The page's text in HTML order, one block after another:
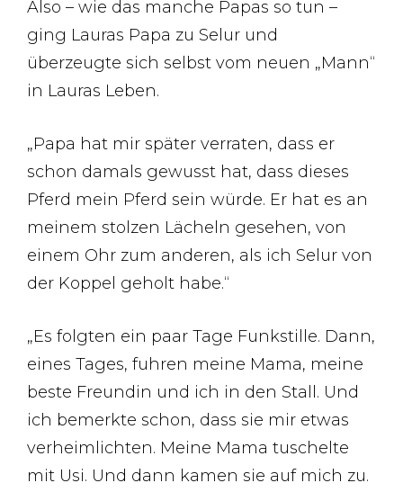
Also – wie das manche Papas so tun –
ging Lauras Papa zu Selur und
überzeugte sich selbst vom neuen „Mann“
in Lauras Leben.
„Papa hat mir später verraten, dass er
schon damals gewusst hat, dass dieses
Pferd mein Pferd sein würde. Er hat es an
meinem stolzen Lächeln gesehen, von
einem Ohr zum anderen, als ich Selur von
der Koppel geholt habe.“
„Es folgten ein paar Tage Funkstille. Dann,
eines Tages, fuhren meine Mama, meine
beste Freundin und ich in den Stall. Und
ich bemerkte schon, dass sie mir etwas
verheimlichten. Meine Mama tuschelte
mit Usi. Und dann kamen sie auf mich zu.